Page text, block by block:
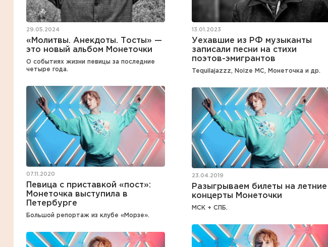
29.05.2024
«Молитвы. Анекдоты. Тосты» —
это новый альбом Монеточки
О событиях жизни певицы за последние
четыре года.
13.01.2023
Уехавшие из РФ музыканты
записали песни на стихи
поэтов-эмигрантов
Tequilajazzz, Noize MC, Монеточка и др.
07.11.2020
Певица с приставкой «пост»:
Монеточка выступила в
Петербурге
Большой репортаж из клубе «Морзе».
23.04.2019
Разыгрываем билеты на летние
концерты Монеточки
МСК + СПБ.